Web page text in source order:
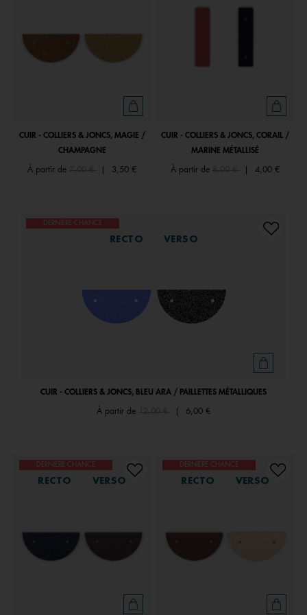
CUIR - COLLIERS & JONCS, MAGIE /
CHAMPAGNE
À partir de Price reduced from
3,50 €
CUIR - COLLIERS & JONCS, CORAIL /
MARINE MÉTALLISÉ
À partir de Price reduced from
4,00 €
DERNIÈRE CHANCE
RECTO VERSO
CUIR - COLLIERS & JONCS, BLEU ARA / PAILLETTES MÉTALLIQUES
À partir de Price reduced from
6,00 €
DERNIÈRE CHANCE
RECTO VERSO
DERNIÈRE CHANCE
RECTO VERSO